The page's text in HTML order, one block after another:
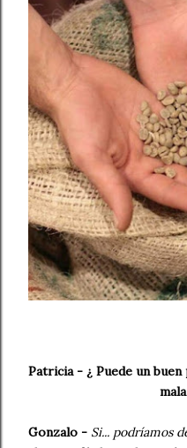
Patricia - ¿ Puede un
Gonzalo - Si... podríamos